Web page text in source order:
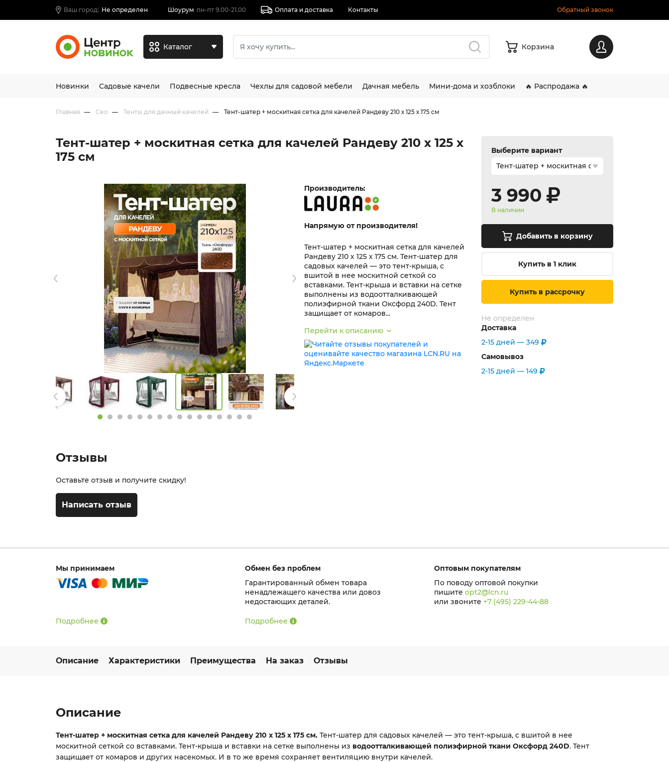
Ваш город: Не определен Шоурум пн-пт 9.00-21.00 Оплата и доставка Контакты Обратный звонок
Каталог Корзина Вход
Новинки Садовые качели Подвесные кресла Чехлы для садовой мебели Дачная мебель Мини-дома и хозблоки 🔥 Распродажа 🔥
Главная Сео Тенты для дачный качелей Тент-шатер + москитная сетка для качелей Рандеву 210 х 125 х 175 см
Тент-шатер + москитная сетка для качелей Рандеву 210 х 125 х
175 см
Производитель:
Напрямую от производителя!
Тент-шатер + москитная сетка для качелей
Рандеву 210 х 125 х 175 см. Тент-шатер для
садовых качелей — это тент-крыша, с
вшитой в нее москитной сеткой со
вставками. Тент-крыша и вставки на сетке
выполнены из водоотталкивающей
полиэфирной ткани Оксфорд 240D. Тент
защищает от комаров...
Перейти к описанию
Выберите вариант
3 990
В наличии
Добавить в корзину
Купить в 1 клик
Купить в рассрочку
Не определен
Доставка
2-15 дней — 349
Самовывоз
2-15 дней — 149
Отзывы
Оставьте отзыв и получите скидку!
Написать отзыв
Мы принимаем
Подробнее
Обмен без проблем
Гарантированный обмен товара
ненадлежащего качества или довоз
недостающих деталей.
Подробнее
Оптовым покупателям
По поводу оптовой покупки
пишите opt2@lcn.ru
или звоните +7 (495) 229-44-88
Описание Характеристики Преимущества На заказ Отзывы
Описание
Тент-шатер + москитная сетка для качелей Рандеву 210 х 125 х 175 см. Тент-шатер для садовых качелей — это тент-крыша, с вшитой в нее
москитной сеткой со вставками. Тент-крыша и вставки на сетке выполнены из водоотталкивающей полиэфирной ткани Оксфорд 240D. Тент
защищает от комаров и других насекомых. И в то же время сохраняет вентиляцию внутри качелей.